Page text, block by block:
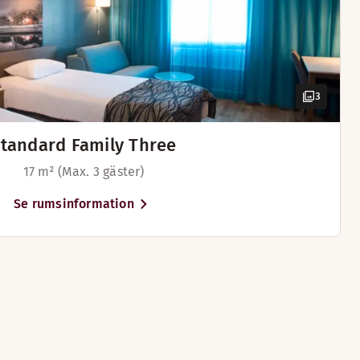
3
Family Three
17 m² (Max. 3 gäster)
Se rumsinformation